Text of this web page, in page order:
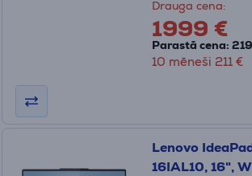
Drauga cena:
1999 €
Parastā cena:
10 mēneši 211 €
Lenovo
16IAL10, 16",